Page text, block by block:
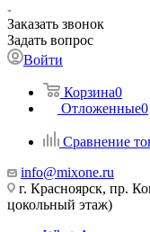
Заказать звонок
Задать вопрос
Войти
Корзина0
Отложенные0
Сравнение
info@mixone.ru
г. Красноярск, пр.
цокольный этаж)